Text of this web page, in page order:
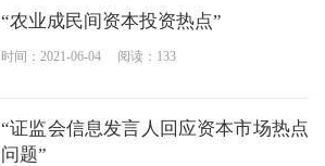
“农业成民间资本投资热点”
时间：2021-06-04 阅读：133
“证监会信息发言人回应资本市场热点
问题”